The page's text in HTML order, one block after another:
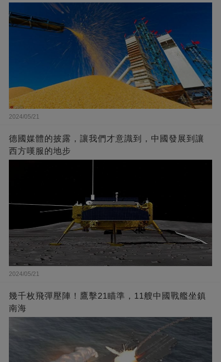
2024/05/21
德國媒體的披露，讓我們才意識到，中國發展到讓
西方嘆服的地步
2024/05/21
幾千枚飛彈壓陣！鷹擊21瞄準，11艘中國戰艦坐鎮
南海